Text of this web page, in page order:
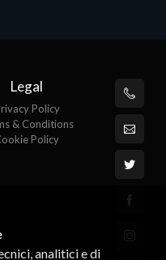
Legal
Policy
& Conditions
Policy
analitici e di